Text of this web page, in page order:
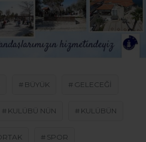
BÜYÜK GELECEĞI
KULÜBÜ NÜN KULÜBÜN
SPOR